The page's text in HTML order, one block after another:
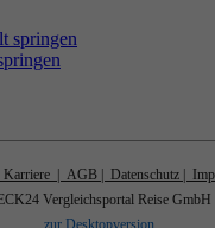
springen
| Karriere | AGB | Datenschutz
|
Vergleichsportal Reise GmbH
zur Desktopversion